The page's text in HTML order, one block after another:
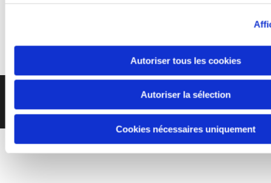
Autoriser tous les cookies
Autoriser la sélection
Cookies nécessaires uniquement
as.menuiserie@outlook.fr
Copyright 2020 | ASB Habitat | Tous droits réservés |
Mentions légales